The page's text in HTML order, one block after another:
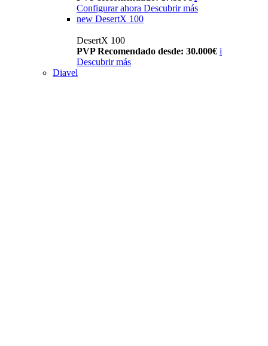
Configurar ahora Descubrir más
new DesertX 100
DesertX 100
PVP Recomendado desde: 30.000€ i
Descubrir más
Diavel